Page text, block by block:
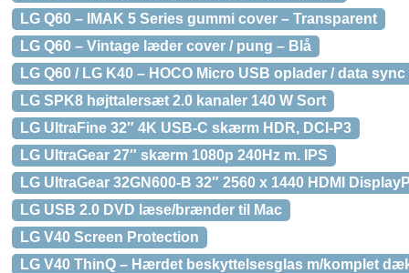
LG Q60 – IMAK 5 Series gummi cover – Transparent
LG Q60 – Vintage læder cover / pung – Blå
LG Q60 / LG K40 – HOCO Micro USB oplader / data
LG SPK8 højttalersæt 2.0 kanaler 140 W Sort
LG UltraFine 32″ 4K USB-C skærm HDR, DCI-P3
LG UltraGear 27″ skærm 1080p 240Hz m. IPS
LG UltraGear 32GN600-B 32″ 2560 x 1440 HDMI
LG USB 2.0 DVD læse/brænder til Mac
LG V40 Screen Protection
LG V40 ThinQ – Hærdet beskyttelsesglas m/komplet